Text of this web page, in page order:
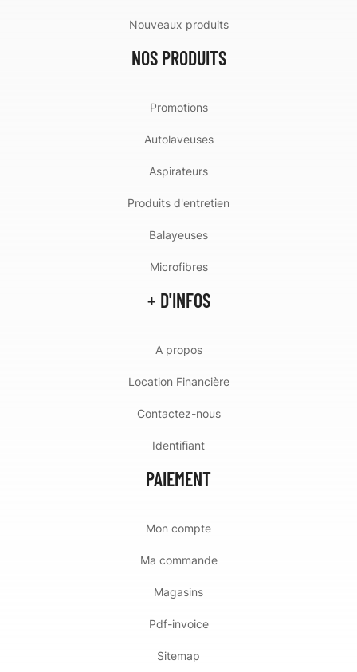
Nouveaux produits
NOS PRODUITS
Promotions
Autolaveuses
Aspirateurs
Produits d'entretien
Balayeuses
Microfibres
+ D'INFOS
A propos
Location Financière
Contactez-nous
Identifiant
PAIEMENT
Mon compte
Ma commande
Magasins
Pdf-invoice
Sitemap